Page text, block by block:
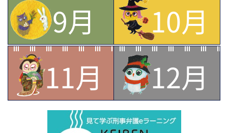
9月
10月
11月
12月